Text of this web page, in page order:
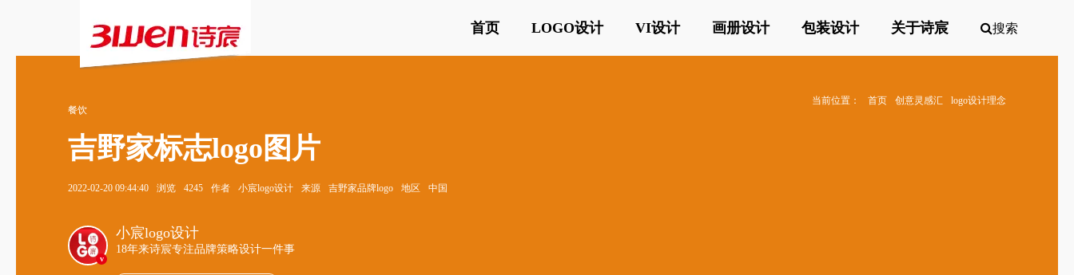
首页 LOGO设计 VI设计 画册设计 包装设计 关于诗宸 搜索
当前位置： 首页 创意灵感汇
logo设计理念
餐饮
吉野家标志logo图片
2022-02-20 09:44:40 浏览 4245 作者 小宸logo设计 来源 吉野家品牌logo 地区 中国
v
小宸logo设计
18年来诗宸专注品牌策略设计一件事